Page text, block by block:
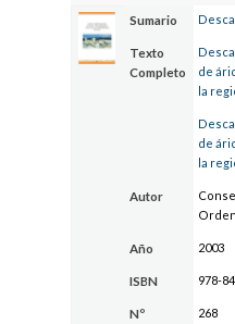
Sumario
Texto
Completo
de
la
de
la
Autor
Año 2003
ISBN 978-
Nº
268